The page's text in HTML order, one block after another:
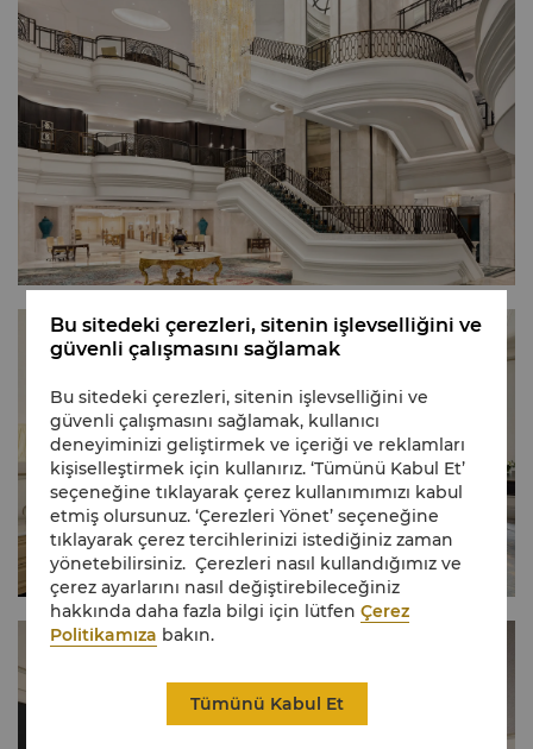
Bu sitedeki çerezleri, sitenin işlevselliğini ve
güvenli çalışmasını sağlamak
Bu sitedeki çerezleri, sitenin işlevselliğini ve
güvenli çalışmasını sağlamak, kullanıcı
deneyiminizi geliştirmek ve içeriği ve reklamları
kişiselleştirmek için kullanırız. ‘Tümünü Kabul Et’
seçeneğine tıklayarak çerez kullanımımızı kabul
etmiş olursunuz. ‘Çerezleri Yönet’ seçeneğine
tıklayarak çerez tercihlerinizi istediğiniz zaman
yönetebilirsiniz. Çerezleri nasıl kullandığımız ve
çerez ayarlarını nasıl değiştirebileceğiniz
hakkında daha fazla bilgi için lütfenÇerez
Politikamıza bakın.
Tümünü Kabul Et